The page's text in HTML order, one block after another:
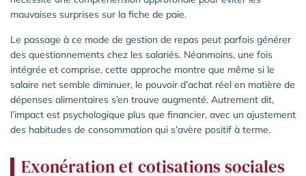
mauvaises surprises sur la fiche de paie.
Le passage à ce mode de gestion de repas peut parfois générer
des questionnements chez les salariés. Néanmoins, une fois
intégrée et comprise, cette approche montre que même si le
salaire net semble diminuer, le pouvoir d’achat réel en matière de
dépenses alimentaires s’en trouve augmenté. Autrement dit,
l’impact est psychologique plus que financier, avec un ajustement
des habitudes de consommation qui s’avère positif à terme.
Exonération et cotisations sociales